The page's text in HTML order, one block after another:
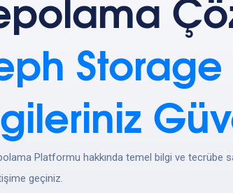
Platformu hakkında temel bilgi ve tecrübe
geçiniz.